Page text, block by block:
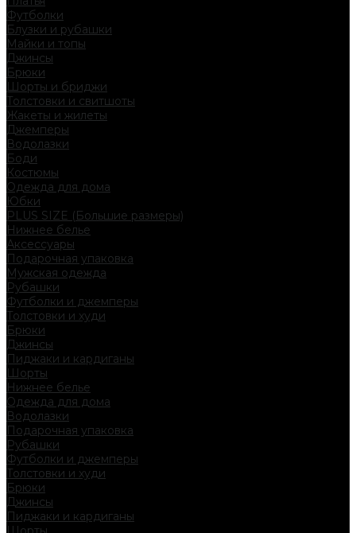
Футболки
Блузки и рубашки
Майки и топы
Джинсы
Брюки
Шорты и бриджи
Толстовки и свитшоты
Жакеты и жилеты
Джемперы
Водолазки
Боди
Костюмы
Одежда для дома
Юбки
PLUS SIZE (Большие размеры)
Нижнее белье
Аксессуары
Подарочная упаковка
Мужская одежда
Рубашки
Футболки и джемперы
Толстовки и худи
Брюки
Джинсы
Пиджаки и кардиганы
Шорты
Нижнее белье
Одежда для дома
Водолазки
Подарочная упаковка
Рубашки
Футболки и джемперы
Толстовки и худи
Брюки
Джинсы
Пиджаки и кардиганы